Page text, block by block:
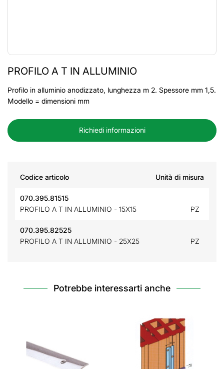
PROFILO A T IN ALLUMINIO
Profilo in alluminio anodizzato, lunghezza m 2. Spessore mm 1,5.
Modello = dimensioni mm
Richiedi informazioni
Codice articolo Unità di misura
070.395.81515
PROFILO A T IN ALLUMINIO - 15X15
PZ
070.395.82525
PROFILO A T IN ALLUMINIO - 25X25
PZ
Potrebbe interessarti anche